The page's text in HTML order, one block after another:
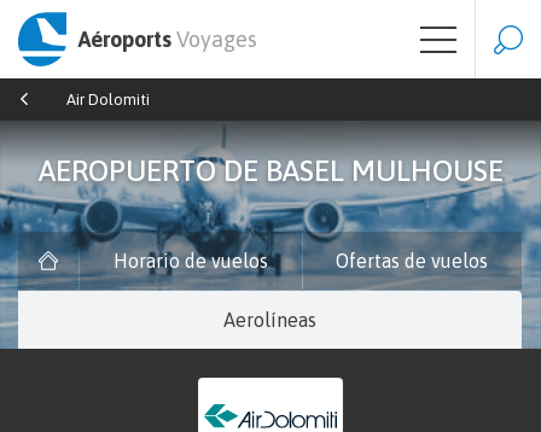
AéroportsVoyages
Air Dolomiti
AEROPUERTO DE BASEL MULHOUSE
Horario de vuelos Ofertas de vuelos
Aerolíneas